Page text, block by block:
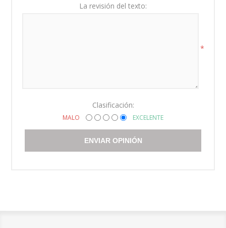
La revisión del texto:
*
Clasificación:
MALO EXCELENTE
ENVIAR OPINIÓN